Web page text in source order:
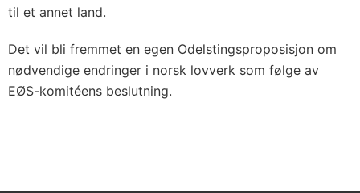
til et annet land.
Det vil bli fremmet en egen Odelstingsproposisjon om
nødvendige endringer i norsk lovverk som følge av
EØS-komitéens beslutning.